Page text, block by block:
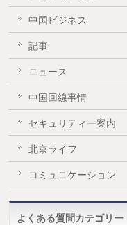
中国ビジネス
記事
ニュース
中国回線事情
セキュリティー案内
北京ライフ
コミュニケーション
よくある質問カテゴリー